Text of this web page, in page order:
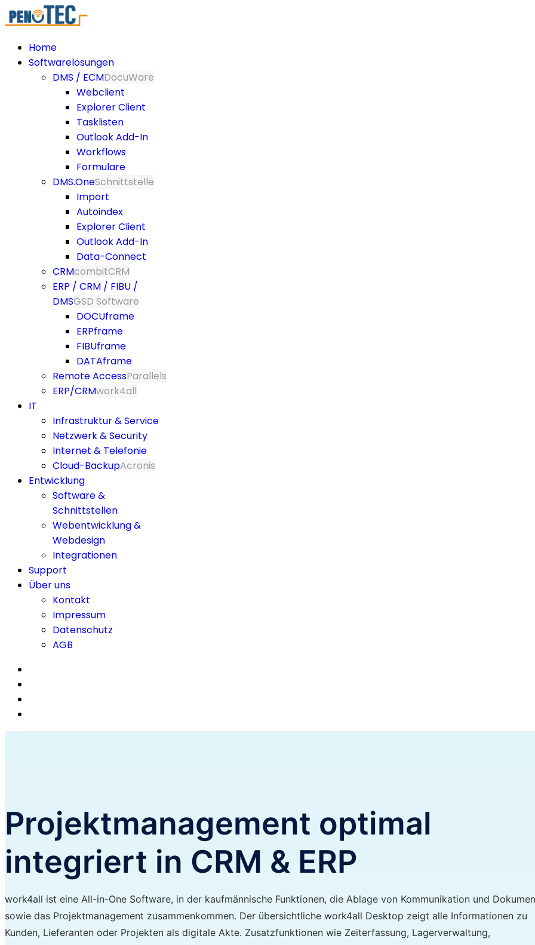
Home
Softwarelösungen
DMS / ECMDocuWare
Webclient
Explorer Client
Tasklisten
Outlook Add-In
Workflows
Formulare
DMS.OneSchnittstelle
Import
Autoindex
Explorer Client
Outlook Add-In
Data-Connect
CRMcombitCRM
ERP / CRM / FIBU /
DMSGSD Software
DOCUframe
ERPframe
FIBUframe
DATAframe
Remote AccessParallels
ERP/CRMwork4all
IT
Infrastruktur & Service
Netzwerk & Security
Internet & Telefonie
Cloud-BackupAcronis
Entwicklung
Software &
Schnittstellen
Webentwicklung &
Webdesign
Integrationen
Support
Über uns
Kontakt
Impressum
Datenschutz
AGB
Projektmanagement optimal
integriert in CRM & ERP
work4all ist eine All-in-One Software, in der kaufmännische Funktionen, die Ablage von Kommunikation und
sowie das Projektmanagement zusammenkommen. Der übersichtliche work4all Desktop zeigt alle Informationen zu
Kunden, Lieferanten oder Projekten als digitale Akte. Zusatzfunktionen wie Zeiterfassung, Lagerverwaltung,